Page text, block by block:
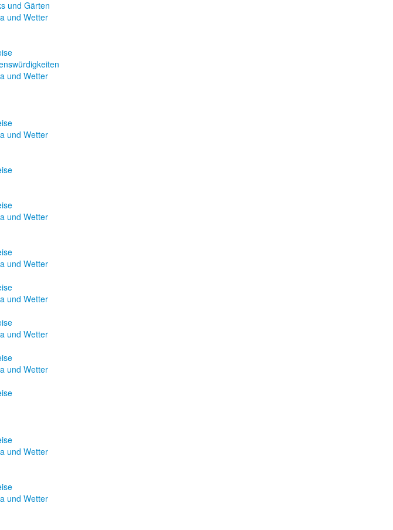
und Gärten
und Wetter
und Wetter
und Wetter
und Wetter
und Wetter
und Wetter
und Wetter
und Wetter
und Wetter
und Wetter